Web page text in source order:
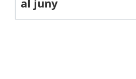
al juny